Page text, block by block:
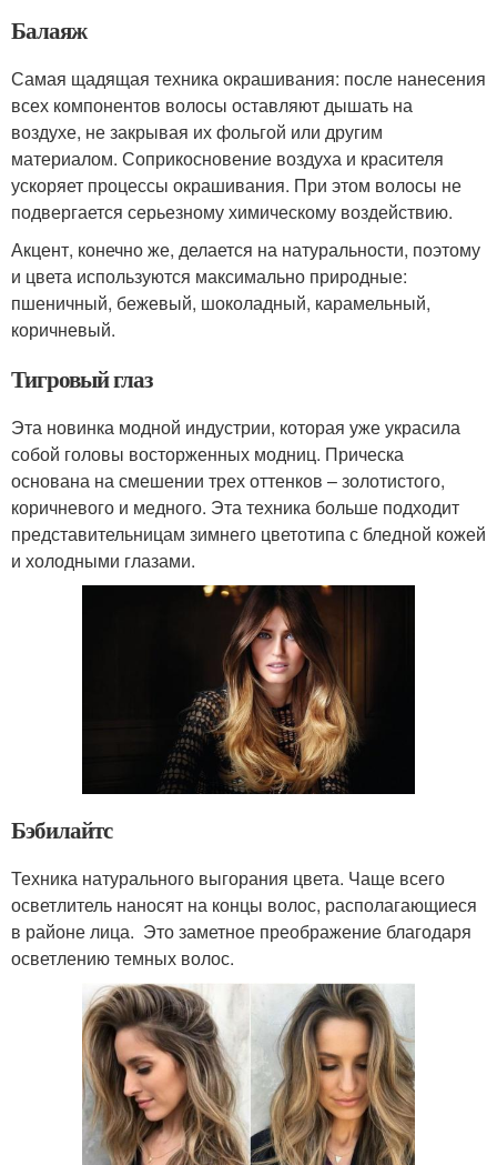
Балаяж
Самая щадящая техника окрашивания: после нанесения
всех компонентов волосы оставляют дышать на
воздухе, не закрывая их фольгой или другим
материалом. Соприкосновение воздуха и красителя
ускоряет процессы окрашивания. При этом волосы не
подвергается серьезному химическому воздействию.
Акцент, конечно же, делается на натуральности, поэтому
и цвета используются максимально природные:
пшеничный, бежевый, шоколадный, карамельный,
коричневый.
Тигровый глаз
Эта новинка модной индустрии, которая уже украсила
собой головы восторженных модниц. Прическа
основана на смешении трех оттенков – золотистого,
коричневого и медного. Эта техника больше подходит
представительницам зимнего цветотипа с бледной кожей
и холодными глазами.
Бэбилайтс
Техника натурального выгорания цвета. Чаще всего
осветлитель наносят на концы волос, располагающиеся
в районе лица. Это заметное преображение благодаря
осветлению темных волос.